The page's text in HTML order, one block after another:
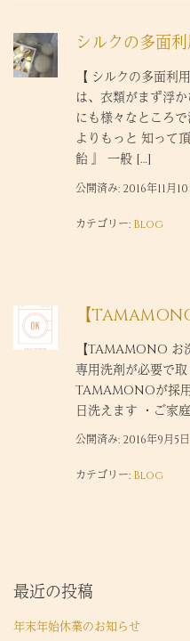
シルクの多面利
【 シルクの多面
は、衣類がまず浮
にも様々なところ
よりもっと 知って
飴 』 一般 […]
公開済み: 2016年11月10
カテゴリー: Blog
【
【TAMAMONO お
専用洗剤が必要で
TAMAMONOが採
日洗えます ・ご家
公開済み: 2016年9月5日
カテゴリー: Blog
最近の投稿
年末年始休業のお知らせ